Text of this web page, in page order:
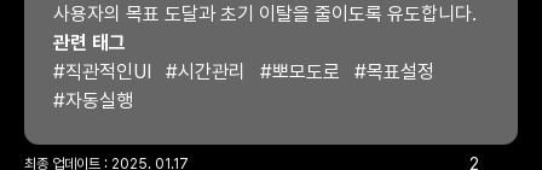
사용자의 목표 도달과 초기 이탈을 줄이도록 유도합니다.
관련 태그
#직관적인UI #시간관리 #뽀모도로 #목표설정
#자동실행
최종 업데이트 : 2025. 01.17 2